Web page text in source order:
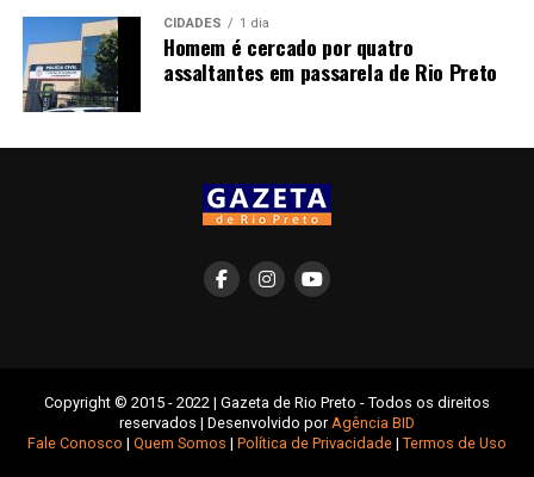
CIDADES 1 dia
Homem é cercado por quatro
assaltantes em passarela de Rio Preto
Copyright © 2015 - 2022 | Gazeta de Rio Preto - Todos os direitos
reservados | Desenvolvido porAgência BID
Fale Conosco | Quem Somos | Política de Privacidade| Termos de Uso